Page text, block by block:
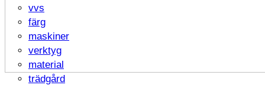
vvs
färg
maskiner
verktyg
material
trädgård